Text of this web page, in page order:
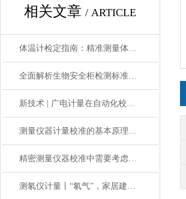
相关文章 / ARTICLE
体温计检定指南：精准测量体温，从正确校准开始
全面解析生物安全柜检测标准：如何确保实验室环境洁净？
新技术 | 广电计量在自动化校准领域实现重要突破
测量仪器计量校准的基本原理与应用
精密测量仪器校准中需要考虑哪些影响因素？
测氡仪计量丨“氡气”，家居建材中的放射性气体